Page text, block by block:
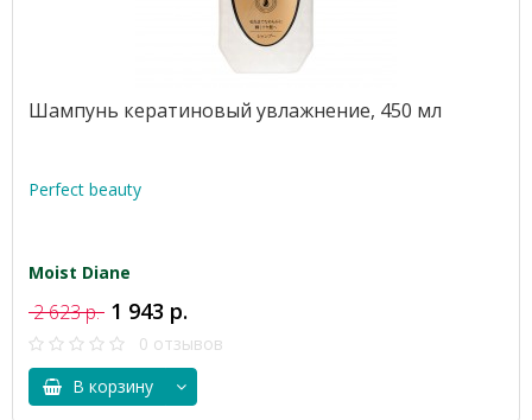
Шампунь кератиновый увлажнение, 450 мл
Perfect beauty
Moist Diane
2 623 р. 1 943 р.
0 отзывов
В корзину